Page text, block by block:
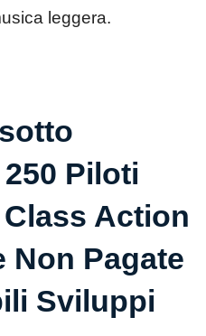
leggera.
Piloti
Action
Non Pagate
Sviluppi